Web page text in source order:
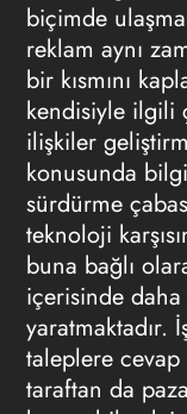
biçimde
reklam aynı
bir kısmını
kendisiyle ilgili
ilişkiler
konusunda
sürdürme
teknoloji
buna bağlı
içerisinde
yaratmaktadır.
taleplere cevap
taraftan da